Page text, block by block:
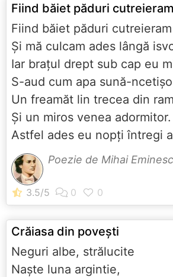
Fiind băiet păduri cutreieram
Fiind băiet păduri cutreieram
Și mă culcam ades lângă
Iar brațul drept sub cap eu
S-aud cum apa sună-
Un freamăt lin trecea din
Și un miros venea adormitor.
Astfel ades eu nopți întregi
Poezie de Mihai
Crăiasa din poveşti
Neguri albe, strălucite
Naşte luna argintie,